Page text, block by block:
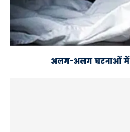
अलग-अलग घटनाओं में